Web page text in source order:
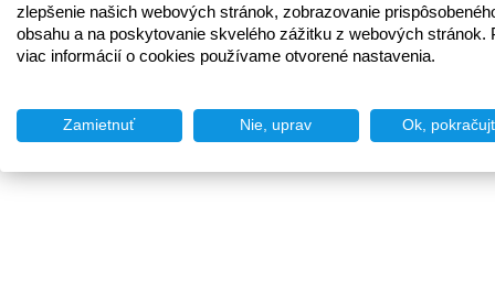
zlepšenie našich webových stránok, zobrazovanie
obsahu a na poskytovanie skvelého zážitku z webových stránok.
viac informácií o cookies používame otvorené nastavenia.
Zamietnuť Nie, uprav Ok,